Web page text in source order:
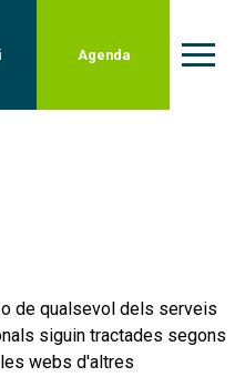
Agenda
de qualsevol dels serveis
siguin tractades segons
webs d'altres